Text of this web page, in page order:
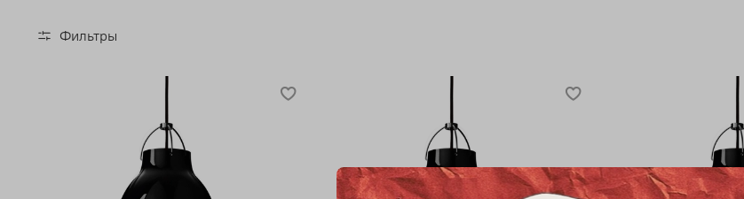
Фильтры